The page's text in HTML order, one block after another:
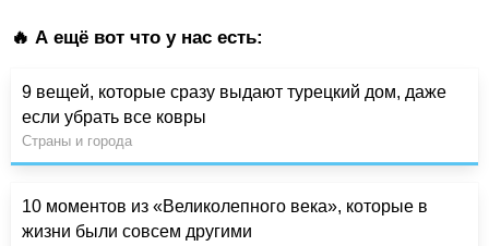
🔥 А ещё вот что у нас есть:
9 вещей, которые сразу выдают турецкий дом, даже
если убрать все ковры
Страны и города
10 моментов из «Великолепного века», которые в
жизни были совсем другими